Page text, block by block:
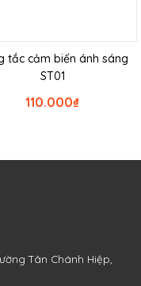
tắc cảm biến ánh sáng
ST01
₫
110.000
Tân Chánh Hiệp,